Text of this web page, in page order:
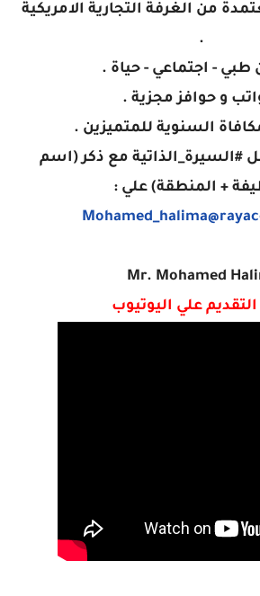
من الغرفة التجارية الامريكية
.
طبي - اجتماعي - حياة .
و حوافز مجزية .
السنوية للمتميزين .
#السيرة_الذاتية مع ذكر (اسم
+ المنطقة) علي :
Mr. Mohamed
علي اليوتيوب